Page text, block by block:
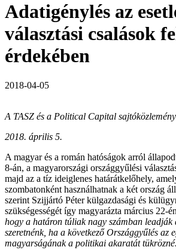
Adatigénylés az
választási csalások
érdekében
2018-04-05
A TASZ és a Political Capital
2018. április 5.
A magyar és a román hatóságok arról
8-án, a magyarországi országgyűlési
majd az a tíz ideiglenes határátkelőhely,
szombatonként használhatnak a két ország
szerint Szijjártó Péter külgazdasági és
szükségességét így magyarázta március 22-
hogy a határon túliak nagy számban leadják
szeretnénk, ha a következő Országgyűlés az
magyarságának a politikai akaratát